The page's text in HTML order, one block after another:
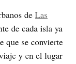
deLas
de cada isla ya
que se convierte
y en el lugar